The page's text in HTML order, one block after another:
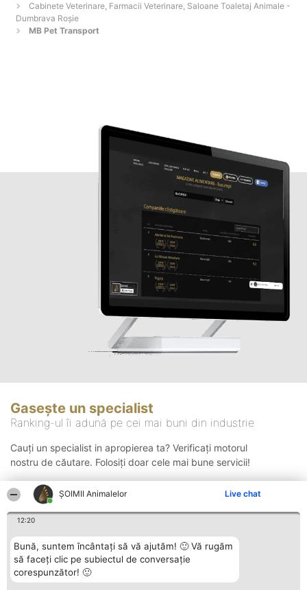
ŞOIMII Animalelor Live chat
12:20
Bună, suntem încântați să vă ajutăm! 🙂 Vă rugăm
să faceți clic pe subiectul de conversație
corespunzător! 🙂
Cabinete Veterinare, Farmacii Veterinare, Saloane Toaletaj Animale -
Dumbrava Roşie
MB Pet Transport
Gasește un specialist
Ranking-ul îi adună pe cei mai buni din industrie
Cauți un specialist in apropierea ta? Verificați motorul
nostru de căutare. Folosiți doar cele mai bune servicii!